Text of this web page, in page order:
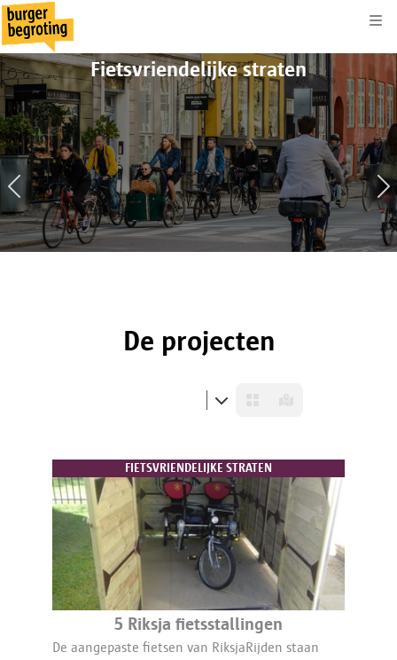
Fietsvriendelijke straten
De projecten
FIETSVRIENDELIJKE STRATEN
5 Riksja fietsstallingen
De aangepaste fietsen van RiksjaRijden staan